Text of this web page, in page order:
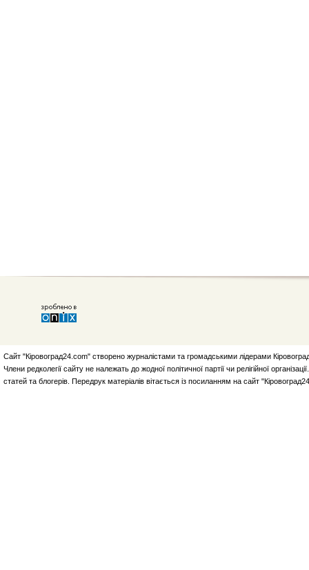
Сайт "Кіровоград24.com" створено журналістами та громадськими лідерами
Члени редколегії сайту не належать до жодної політичної партії чи релігійної
статей та блогерів. Передрук матеріалів вітається із посиланням на сайт